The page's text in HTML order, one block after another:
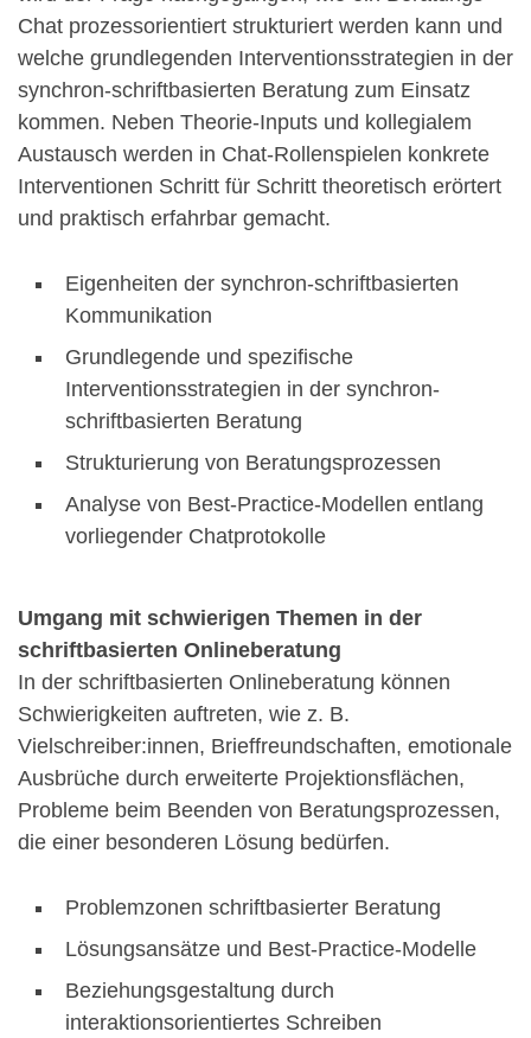
Chat prozessorientiert strukturiert werden kann und
welche grundlegenden Interventionsstrategien in der
synchron-schriftbasierten Beratung zum Einsatz
kommen. Neben Theorie-Inputs und kollegialem
Austausch werden in Chat-Rollenspielen konkrete
Interventionen Schritt für Schritt theoretisch erörtert
und praktisch erfahrbar gemacht.
Eigenheiten der synchron-schriftbasierten
Kommunikation
Grundlegende und spezifische
Interventionsstrategien in der synchron-
schriftbasierten Beratung
Strukturierung von Beratungsprozessen
Analyse von Best-Practice-Modellen entlang
vorliegender Chatprotokolle
Umgang mit schwierigen Themen in der
schriftbasierten Onlineberatung
In der schriftbasierten Onlineberatung können
Schwierigkeiten auftreten, wie z. B.
Vielschreiber:innen, Brieffreundschaften, emotionale
Ausbrüche durch erweiterte Projektionsflächen,
Probleme beim Beenden von Beratungsprozessen,
die einer besonderen Lösung bedürfen.
Problemzonen schriftbasierter Beratung
Lösungsansätze und Best-Practice-Modelle
Beziehungsgestaltung durch
interaktionsorientiertes Schreiben